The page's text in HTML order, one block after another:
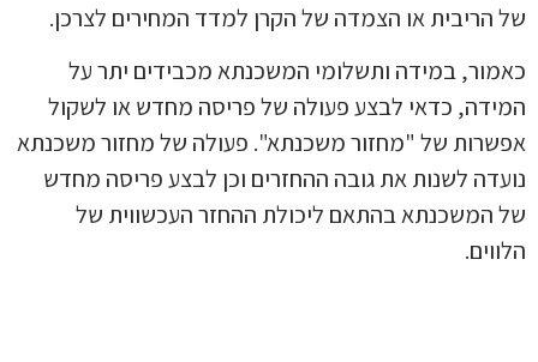
או הצמדה של הקרן למדד המחירים לצרכן.
במידה ותשלומי המשכנתא מכבידים יתר על
כדאי לבצע פעולה של פריסה מחדש או לשקול
של "מחזור משכנתא". פעולה של מחזור משכנתא
לשנות את גובה ההחזרים וכן לבצע פריסה מחדש
בהתאם ליכולת ההחזר העכשווית של